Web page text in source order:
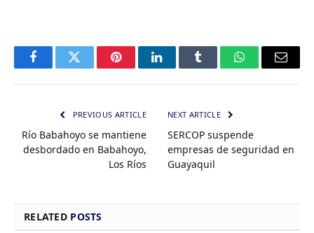
FacebookTwitter PinterestLinkedInTumblr WhatsAppEmail
PREVIOUS ARTICLE
Río Babahoyo se mantiene
desbordado en Babahoyo,
Los Ríos
NEXT ARTICLE
SERCOP suspende
empresas de seguridad en
Guayaquil
RELATED POSTS